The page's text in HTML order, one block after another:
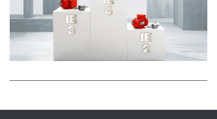
Autres accessoires et options